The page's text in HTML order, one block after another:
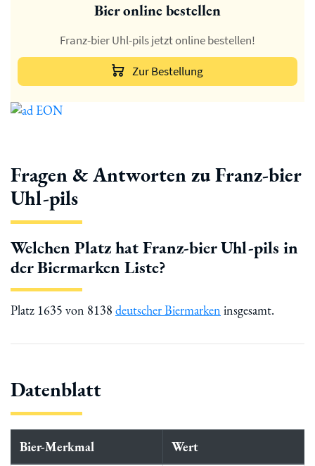
Bier online bestellen
Franz-bier Uhl-pils jetzt online bestellen!
Zur Bestellung
Fragen & Antworten zu Franz-bier
Uhl-pils
Welchen Platz hat Franz-bier Uhl-pils in
der Biermarken Liste?
Platz 1635 von 8138 deutscher Biermarken insgesamt.
Datenblatt
Bier-Merkmal Wert